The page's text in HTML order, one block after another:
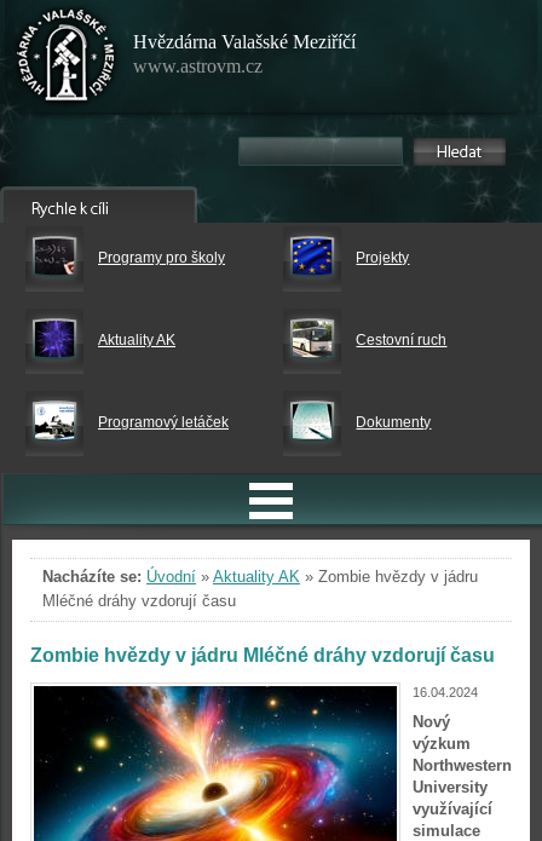
Hvězdárna Valašské Meziříčí
www.astrovm.cz
Programy pro školy Projekty
Aktuality AK Cestovní ruch
Programový letáček Dokumenty
Nacházíte se: Úvodní » Aktuality AK » Zombie hvězdy v jádru
Mléčné dráhy vzdorují času
Zombie hvězdy v jádru Mléčné dráhy vzdorují času
16.04.2024
Nový
výzkum
Northwestern
University
využívající
simulace